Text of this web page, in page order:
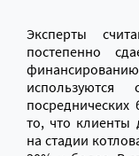
Эксперты
постепенно
то, что клиенты
на стадии